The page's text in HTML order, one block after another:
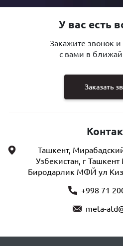
У вас есть
Закажите звонок
с вами в
Заказать
Ташкент,
Узбекистан, г
Биродарлик МФЙ ул
+998 71
meta-